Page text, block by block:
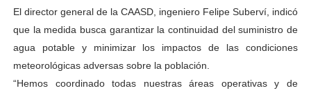
El director general de la CAASD, ingeniero Felipe Suberví, indicó
que la medida busca garantizar la continuidad del suministro de
agua potable y minimizar los impactos de las condiciones
meteorológicas adversas sobre la población.
“Hemos coordinado todas nuestras áreas operativas y de